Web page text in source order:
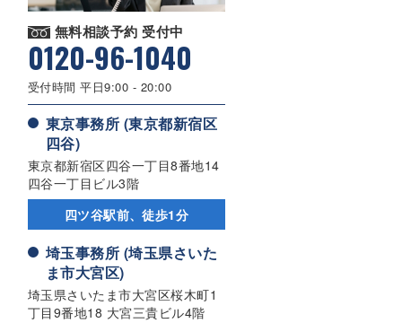
無料相談予約 受付中
0120-96-1040
受付時間 平日9:00 - 20:00
東京事務所 (東京都新宿区
四谷)
東京都新宿区四谷一丁目8番地14
四谷一丁目ビル3階
四ツ谷駅前、徒歩1分
埼玉事務所 (埼玉県さいた
ま市大宮区)
埼玉県さいたま市大宮区桜木町1
丁目9番地18 大宮三貴ビル4階